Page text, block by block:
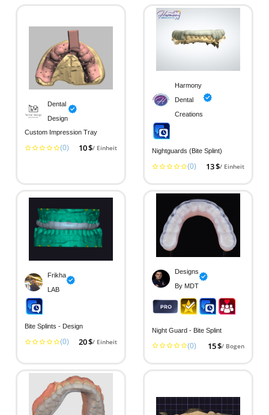
Dental
Design
Custom Impression Tray
(0) 10 $/ Einheit
Harmony
Dental
Creations
Nightguards (Bite Splint)
(0) 13 $/ Einheit
Frikha
LAB
Bite Splints - Design
(0) 20 $/ Einheit
Designs
By MDT
Night Guard - Bite Splint
(0) 15 $/ Bogen